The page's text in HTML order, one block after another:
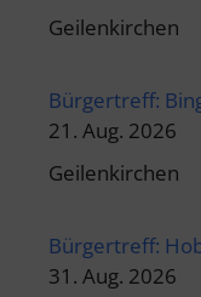
Geilenkirchen
Bürgertreff:
21. Aug. 2026
Geilenkirchen
Bürgertreff:
31. Aug. 2026